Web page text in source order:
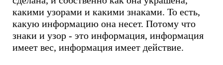
какими узорами и какими знаками. То есть,
какую информацию она несет. Потому что
знаки и узор - это информация, информация
имеет вес, информация имеет действие.